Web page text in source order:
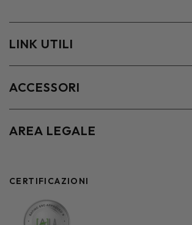
LINK UTILI
ACCESSORI
AREA LEGALE
CERTIFICAZIONI